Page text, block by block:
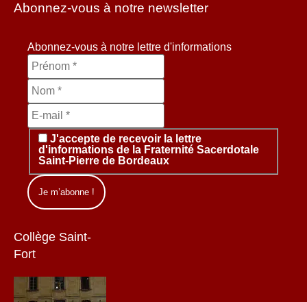
Abonnez-vous à notre newsletter
Abonnez-vous à notre lettre d'informations
J'accepte de recevoir la lettre
d'informations de la Fraternité Sacerdotale
Saint-Pierre de Bordeaux
Collège Saint-
Fort